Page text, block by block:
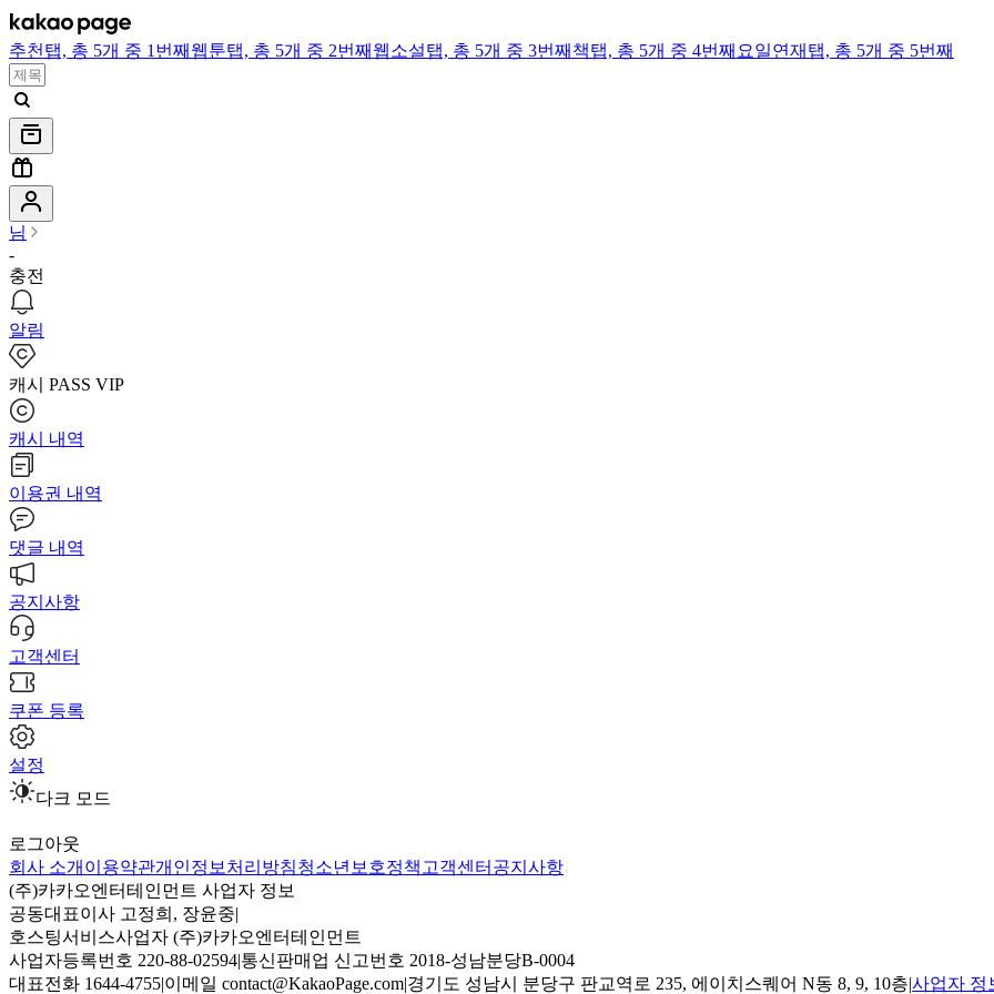
추천 탭, 총 5개 중 1번째 웹툰탭, 총 5개 중 2번째 웹소설탭, 총 5개 중 3번째 책탭, 총 5개 중 4번째 요일연재 탭, 총 5개 중 5번째
님
-
충전
알림
캐시 PASS VIP
캐시 내역
이용권 내역
댓글 내역
공지사항
고객센터
쿠폰 등록
설정
다크 모드
로그아웃
회사 소개 이용약관개인정보처리방침청소년보호정책 고객센터 공지사항
(주)카카오엔터테인먼트 사업자 정보
공동대표이사 고정희, 장윤중|
호스팅서비스사업자 (주)카카오엔터테인먼트
사업자등록번호 220-88-02594|통신판매업 신고번호 2018-성남분당B-0004
대표전화 1644-4755|이메일 contact@KakaoPage.com|경기도 성남시 분당구 판교역로 235, 에이치스퀘어 N동 8, 9, 10층|사업자 정